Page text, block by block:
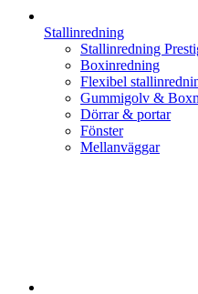
Stallinredning
Stallinredning
Boxinredning
Flexibel
Gummigolv &
Dörrar & portar
Fönster
Mellanväggar